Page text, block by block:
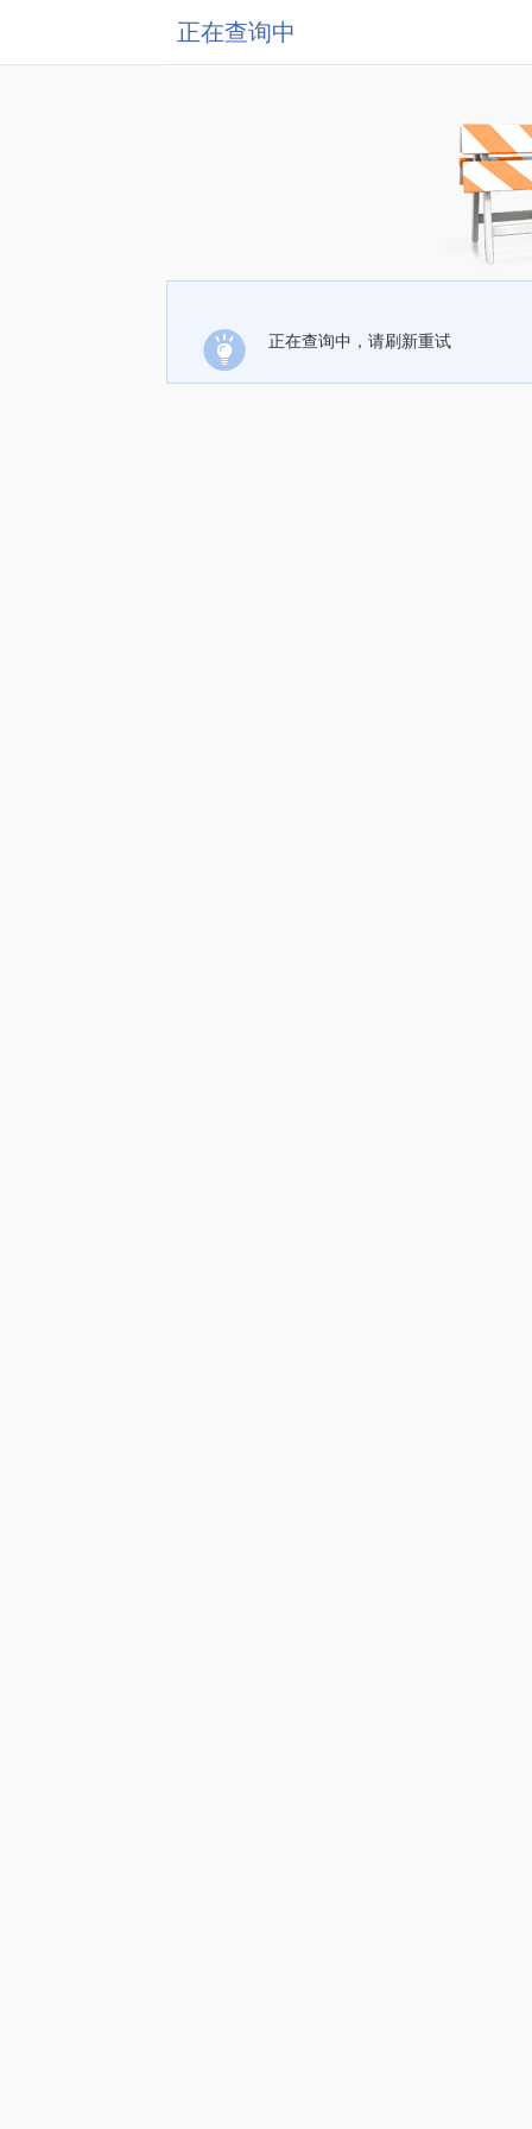
正在查询中
正在查询中，请刷新重试